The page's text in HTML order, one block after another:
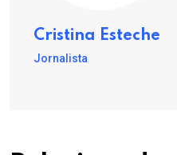
Cristina Esteche
Jornalista